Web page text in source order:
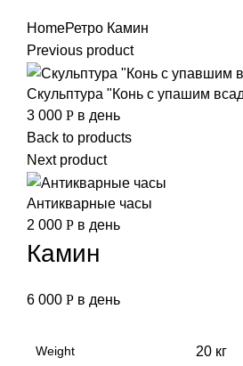
HomeРетро Камин
Previous product
Скульптура "Конь с упашим
3 000 Р в день
Back to products
Next product
Антикварные часы
2 000 Р в день
Камин
6 000 Р в день
Weight 20 кг